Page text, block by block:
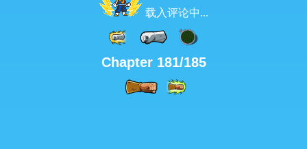
载入评论中...
Chapter 181/185